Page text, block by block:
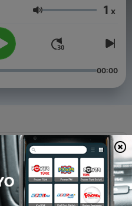
Ses 1 x
00:00